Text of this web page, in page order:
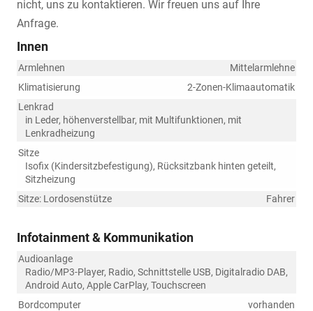
nicht, uns zu kontaktieren. Wir freuen uns auf Ihre
Anfrage.
Innen
Armlehnen
Mittelarmlehne
Klimatisierung
2-Zonen-Klimaautomatik
Lenkrad
in Leder, höhenverstellbar, mit Multifunktionen, mit
Lenkradheizung
Sitze
Isofix (Kindersitzbefestigung), Rücksitzbank hinten geteilt,
Sitzheizung
Sitze: Lordosenstütze
Fahrer
Infotainment & Kommunikation
Audioanlage
Radio/MP3-Player, Radio, Schnittstelle USB, Digitalradio DAB,
Android Auto, Apple CarPlay, Touchscreen
Bordcomputer
vorhanden